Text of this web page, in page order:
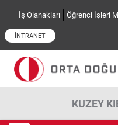
İş Olanakları Öğrenci İşleri
İNTRANET
KUZEY